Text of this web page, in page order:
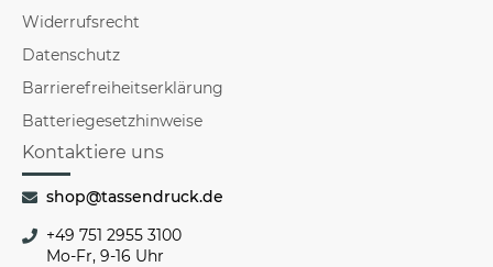
Widerrufsrecht
Datenschutz
Barrierefreiheitserklärung
Batteriegesetzhinweise
Kontaktiere uns
shop@tassendruck.de
+49 751 2955 3100
Mo-Fr, 9-16 Uhr